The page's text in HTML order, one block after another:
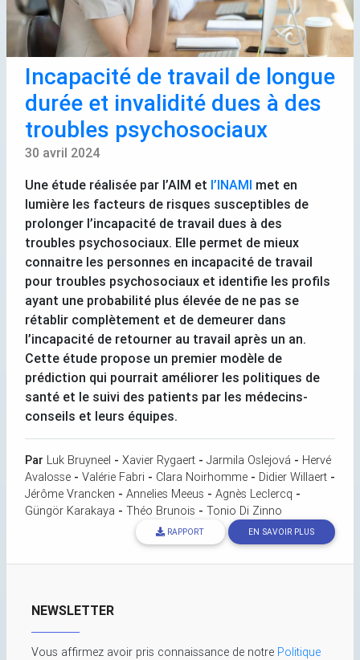
Incapacité de travail de longue
durée et invalidité dues à des
troubles psychosociaux
30 avril 2024
Une étude réalisée par l’AIM et l’INAMI met en
lumière les facteurs de risques susceptibles de
prolonger l’incapacité de travail dues à des
troubles psychosociaux. Elle permet de mieux
connaitre les personnes en incapacité de travail
pour troubles psychosociaux et identifie les profils
ayant une probabilité plus élevée de ne pas se
rétablir complètement et de demeurer dans
l’incapacité de retourner au travail après un an.
Cette étude propose un premier modèle de
prédiction qui pourrait améliorer les politiques de
santé et le suivi des patients par les médecins-
conseils et leurs équipes.
Par Luk Bruyneel - Xavier Rygaert - Jarmila Oslejová - Hervé
Avalosse - Valérie Fabri - Clara Noirhomme - Didier Willaert -
Jérôme Vrancken - Annelies Meeus - Agnès Leclercq -
Güngör Karakaya - Théo Brunois - Tonio Di Zinno
RAPPORT EN SAVOIR PLUS
NEWSLETTER
Vous affirmez avoir pris connaissance de notre Politique